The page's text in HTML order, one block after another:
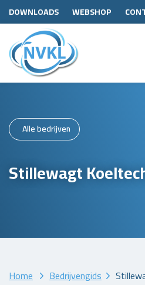
DOWNLOADS WEBSHOP
Alle bedrijven
Stillewagt
Home Bedrijvengids